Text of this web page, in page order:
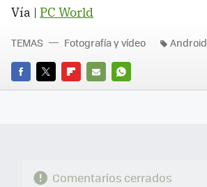
Vía | PC World
FACEBOOK
TWITTERFLIPBOARD
E-
WHATSAPP
TEMAS Fotografía y vídeo Android
Comentarios cerrados